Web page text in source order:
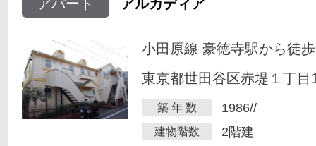
アパート アルカディア
小田原線 豪徳寺駅から徒
東京都世田谷区赤堤１丁目
築 年 数 1986//
建物階数 2階建